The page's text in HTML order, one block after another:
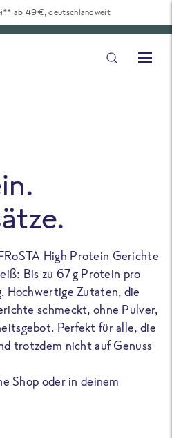
ab 49€, deutschlandweit
High Protein Gerichte
Bis zu 67 g Protein pro
Hochwertige Zutaten, die
schmeckt, ohne Pulver,
Perfekt für alle, die
trotzdem nicht auf Genuss
Shop oder in deinem